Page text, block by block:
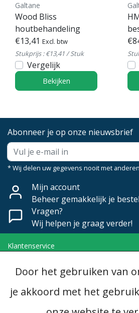
Galtane
Wood Bliss
houtbehandeling
€13,41 Excl. btw
Stukprijs : €13,41 / Stuk
Vergelijk
Bekijken
Abonneer je op onze nieuwsbrief
* Wij delen uw gegevens nooit met
Mijn account
Beheer gemakkelijk je
Vragen?
Wij helpen je graag verder!
Klantenservice
Categorieën
Door het gebruiken van
je akkoord met het